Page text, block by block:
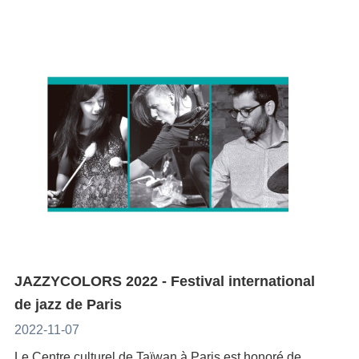
：Documentaire et Poésie « Le nouveau Mambo de
Formose »Le samedi 28 septembre• 13h00-19h00：
Marché sensorielle « Khì-bī : Formose sur la rive
gauche » - Espace pique-nique, BnF (Quai François
Mauriac, 75013 Paris)« La chair des mots : la
sensibilité dans la poésie taïwanaise contemporaine
»*-Petit auditorium Salle 70, BnF (Quai François
Mouette » • 17h00-18h00：Chung Yung-feng « Salon
littéraire : L’amour en poésie : Mon pèlerinage dans la
musique et la littérature » • 18h00-18h45：Musique et
Poésie « Poème de la contrebasse »• 19h30-20h30：
Twincussion, et un set de la DJ Sabiwa. Seront
également données quatres conférences par Chou
Tan-Ying, Gwennaël Gaffric et Shih Wei-Chu au sujet
du cinéma taiwanais.Taipei est la troisième ville
asiatique à être présentée au festival après Tokyo et
Séoul. Au cours des 35 dernières éditions, le Festival
Travelling avait déjà mis en lumière les villes de
l'Amérique. Site officiel du Festival Travelling：
angle-films-3352-0-0-0.htmlProgramme：
https://www.clairobscur.info/pdf-du-programme-3366-
and Spaces in Free Jazz. Le saxophoniste du groupe,
Minyen HSIEH (謝明諺), est titulaire d’un master, et
d’un master approfondi, en saxophone jazz au
Conservatoire royal de musique de Bruxelles. De
retour à Taïwan à l’été 2011, il remporte le premier
prix du Concours international de saxophone de
interpréter « Héritage » à la cérémonie d'extinction de
la flamme. Autre membre du groupe, Ko-chun
CHENG (鄭各均), est un artiste polyvalent, producteur
et ingénieur du son, qui joue de la guitare et des
:https://www.biennalenemo.fr/event/soiree-douverture-
de-la-biennale-nemo-2023/Plus d’informations sur les
événements de la Biennale
:https://www.biennalenemo.fr/
Lausanne (BDFIL). Cinq représentations sont
attendues du 30 avril au 13 mai 2023.Le projet "Lin
Qi-Wei - Lausanne Sound Module" organisera cinq
performances sonores, composées de deux œuvres :
Sound Calligraphy et Tape Music. Sound Calligraphy
utilise six interprètes qui chantent des motifs
graphiques colorés évolutifs brodés sur un ruban noir,
définies, les chanteurs sont obligés de réagir à leur
son respectifs afin de trouver leur propre rôle dans
JAZZYCOLORS 2022 - Festival international
de jazz de Paris
2022-11-07